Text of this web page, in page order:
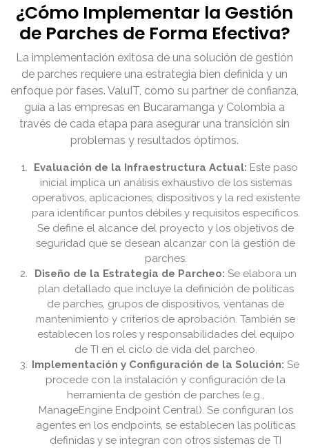
¿Cómo Implementar la Gestión
de Parches de Forma Efectiva?
La implementación exitosa de una solución de gestión
de parches requiere una estrategia bien definida y un
enfoque por fases. ValuIT, como su partner de confianza,
guía a las empresas en Bucaramanga y Colombia a
través de cada etapa para asegurar una transición sin
problemas y resultados óptimos.
Evaluación de la Infraestructura Actual: Este paso
inicial implica un análisis exhaustivo de los sistemas
operativos, aplicaciones, dispositivos y la red existente
para identificar puntos débiles y requisitos específicos.
Se define el alcance del proyecto y los objetivos de
seguridad que se desean alcanzar con la gestión de
parches.
Diseño de la Estrategia de Parcheo: Se elabora un
plan detallado que incluye la definición de políticas
de parches, grupos de dispositivos, ventanas de
mantenimiento y criterios de aprobación. También se
establecen los roles y responsabilidades del equipo
de TI en el ciclo de vida del parcheo.
Implementación y Configuración de la Solución: Se
procede con la instalación y configuración de la
herramienta de gestión de parches (e.g.,
ManageEngine Endpoint Central). Se configuran los
agentes en los endpoints, se establecen las políticas
definidas y se integran con otros sistemas de TI